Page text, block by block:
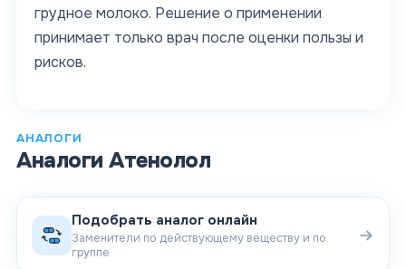
грудное молоко. Решение о применении
принимает только врач после оценки пользы и
рисков.
АНАЛОГИ
АналогиАтенолол
Подобрать аналог онлайн
Заменители по действующему веществу и по
группе